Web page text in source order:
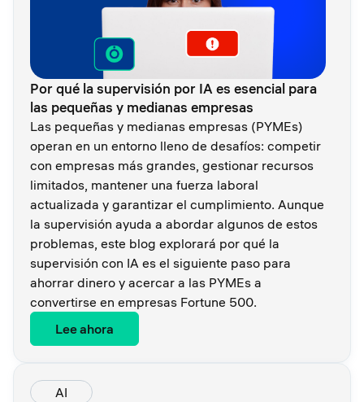
Por qué la supervisión por IA es esencial para
las pequeñas y medianas empresas
Las pequeñas y medianas empresas (PYMEs)
operan en un entorno lleno de desafíos: competir
con empresas más grandes, gestionar recursos
limitados, mantener una fuerza laboral
actualizada y garantizar el cumplimiento. Aunque
la supervisión ayuda a abordar algunos de estos
problemas, este blog explorará por qué la
supervisión con IA es el siguiente paso para
ahorrar dinero y acercar a las PYMEs a
convertirse en empresas Fortune 500.
Lee ahora
AI